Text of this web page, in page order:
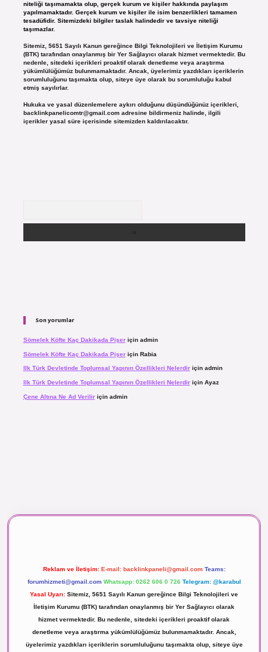
niteliği taşımamakta olup, gerçek kurum ve kişiler hakkında paylaşım
yapılmamaktadır. Gerçek kurum ve kişiler ile isim benzerlikleri tamamen
tesadüfidir. Sitemizdeki bilgiler taslak halindedir ve tavsiye niteliği
taşımazlar.
Sitemiz, 5651 Sayılı Kanun gereğince Bilgi Teknolojileri ve İletişim Kurumu
(BTK) tarafından onaylanmış bir Yer Sağlayıcı olarak hizmet vermektedir. Bu
nedenle, sitedeki içerikleri proaktif olarak denetleme veya araştırma
yükümlülüğümüz bulunmamaktadır. Ancak, üyelerimiz yazdıkları içeriklerin
sorumluluğunu taşımakta olup, siteye üye olarak bu sorumluluğu kabul
etmiş sayılırlar.
Hukuka ve yasal düzenlemelere aykırı olduğunu düşündüğünüz içerikleri,
backlinkpanelicomtr@gmail.comadresine bildirmeniz halinde, ilgili
içerikler yasal süre içerisinde sitemizden kaldırılacaktır.
Son yorumlar
Sömelek Köfte Kaç Dakikada Pişeriçin admin
Sömelek Köfte Kaç Dakikada Pişeriçin Rabia
Ilk Türk Devletinde Toplumsal Yapının Özellikleri Nelerdiriçin admin
Ilk Türk Devletinde Toplumsal Yapının Özellikleri Nelerdiriçin Ayaz
Çene Altına Ne Ad Veriliriçin admin
Reklam ve İletişim: E-mail: backlinkpaneli@gmail.com Teams:
forumhizmeti@gmail.com Whatsapp: 0262 606 0 726 Telegram: @karabul
Yasal Uyarı: Sitemiz, 5651 Sayılı Kanun gereğince Bilgi Teknolojileri ve
İletişim Kurumu (BTK) tarafından onaylanmış bir Yer Sağlayıcı olarak
hizmet vermektedir. Bu nedenle, sitedeki içerikleri proaktif olarak
denetleme veya araştırma yükümlülüğümüz bulunmamaktadır. Ancak,
üyelerimiz yazdıkları içeriklerin sorumluluğunu taşımakta olup, siteye üye